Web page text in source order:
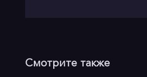
Смотрите также